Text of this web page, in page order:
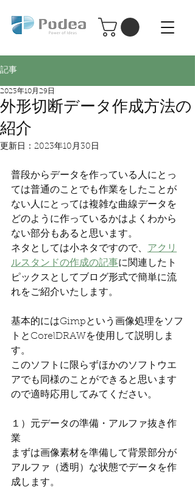
Podea パーソナル レーザー加工機
Podea
記事
外形切断データ作成方法の
紹介
2023年10月29日
更新日： 2023年10月30日
普段からデータを作っている人にとっ
ては普通のことでも作業をしたことが
ない人にとっては複雑な曲線データを
どのように作っているかはよくわから
ない部分もあると思います。
ネタとしては小ネタですので、
アクリ
ルスタンドの作成の記事に関連したト
ピックスとしてブログ形式で簡単に流
れをご紹介いたします。
基本的にはGimpという画像処理をソフ
トとCorelDRAWを使用して説明しま
す。
このソフトに限らずほかのソフトウエ
アでも同様のことができると思います
ので適時応用してみてください。
１）元データの準備・アルファ抜き作
業
まずは画像素材を準備して背景部分が
アルファ（透明）な状態でデータを作
成します。